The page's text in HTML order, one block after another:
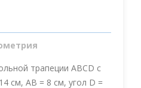
трапеции ABCD с
см, АВ = 8 см, угол D =